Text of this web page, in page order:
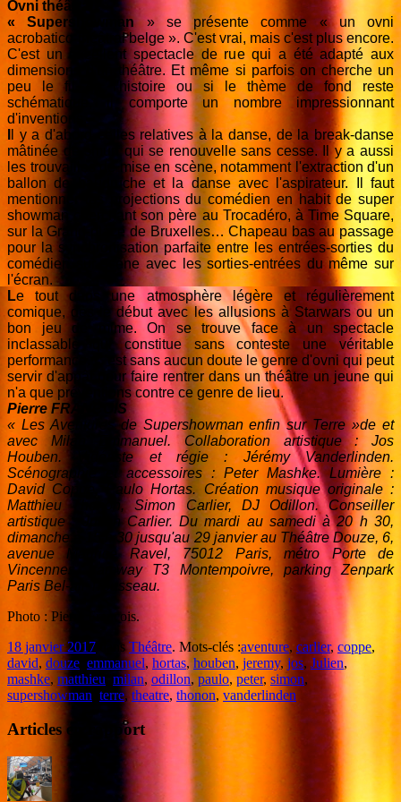
Ovni théâtral
« Supershowman » se présente comme « un ovni
acrobatico-théâtral belge ». C'est vrai, mais c'est plus encore.
C'est un excellent spectacle de rue qui a été adapté aux
dimensions d'un théâtre. Et même si parfois on cherche un
peu le fil de l'histoire ou si le thème de fond reste
schématique, il comporte un nombre impressionnant
d'inventions.
l y a d'abord celles relatives à la danse, de la break-danse
mâtinée de smurf qui se renouvelle sans cesse. Il y a aussi
les trouvailles de mise en scène, notamment l'extraction d'un
ballon de baudruche et la danse avec l'aspirateur. Il faut
mentionner les projections du comédien en habit de super
showman cherchant son père au Trocadéro, à Time Square,
sur la Grand-place de Bruxelles… Chapeau bas au passage
pour la synchronisation parfaite entre les entrées-sorties du
comédien sur scène avec les sorties-entrées du même sur
l'écran.
Le tout dans une atmosphère légère et régulièrement
comique, dès le début avec les allusions à Starwars ou un
bon jeu de mime. On se trouve face à un spectacle
inclassable qui constitue sans conteste une véritable
performance. C'est sans aucun doute le genre d'ovni qui peut
servir d'appât pour faire rentrer dans un théâtre un jeune qui
n'a que préventions contre ce genre de lieu.
Pierre FRANÇOIS
« Les Aventures de Supershowman enfin sur Terre »de et
avec Milan Emmanuel. Collaboration artistique : Jos
Houben. Vidéaste et régie : Jérémy Vanderlinden.
Scénographie et accessoires : Peter Mashke. Lumière :
David Coppe, Paulo Hortas. Création musique originale :
Matthieu Thonon, Simon Carlier, DJ Odillon. Conseiller
artistique : Julien Carlier. Du mardi au samedi à 20 h 30,
dimanche à 15 h 30 jusqu'au 29 janvier au Théâtre Douze, 6,
avenue Maurice Ravel, 75012 Paris, métro Porte de
Vincennes, tramway T3 Montempoivre, parking Zenpark
Paris Bel-air Trousseau.
Photo : Pierre Francois.
18 janvier 2017 dans Théâtre. Mots-clés :aventure, carlier, coppe,
david, douze emmanuel, hortas,houben, jeremy, jos,Julien,
mashke, matthieu milan, odillon,paulo,peter, simon,
supershowman terre, theatre, thonon, vanderlinden
Articles en rapport